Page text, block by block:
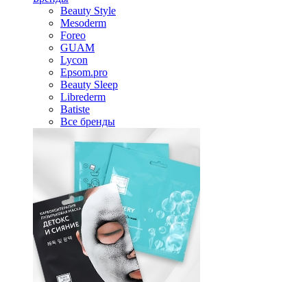
Beauty Style
Mesoderm
Foreo
GUAM
Lycon
Epsom.pro
Beauty Sleep
Librederm
Batiste
Все бренды